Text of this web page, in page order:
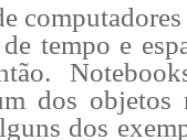
tempo e
dos objetos
dos